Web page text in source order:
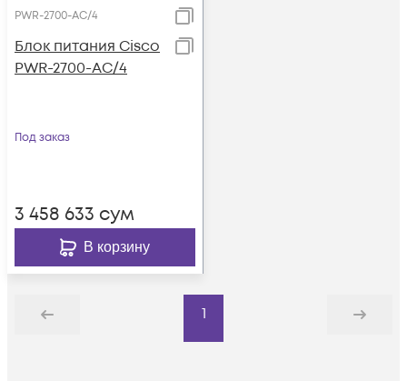
PWR-2700-AC/4
Блок питания Cisco
PWR-2700-AC/4
Под заказ
3 458 633 сум
В корзину
Назад
1
Дальше